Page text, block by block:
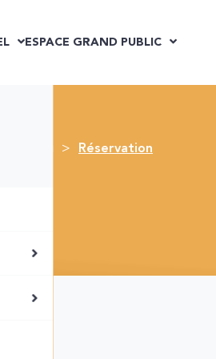
ESPACE GRAND PUBLIC
Réservation